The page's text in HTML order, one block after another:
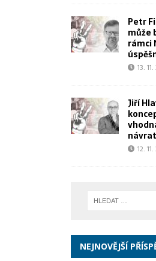
Petr
může
rámci
13.
Jiří
12.
NEJNOVĚJŠÍ